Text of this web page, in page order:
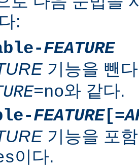
:
FEATURE
기능을 뺀
=no와 같다.
FEATURE[=
기능을 포
이다.